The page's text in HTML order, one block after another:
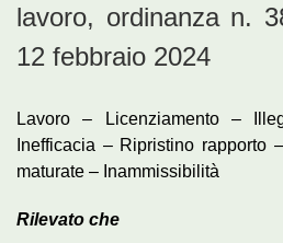
lavoro, ordinanza n.
12 febbraio 2024
Lavoro – Licenziamento –
Inefficacia – Ripristino rapporto
maturate – Inammissibilità
Rilevato che